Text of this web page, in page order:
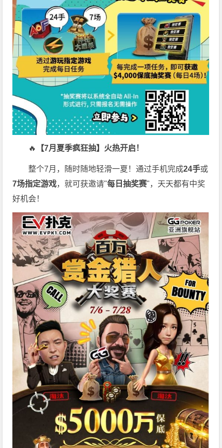
🔥 【7月夏季疯狂抽】火热开启！
整个7月，随时随地轻滑一夏！通过手机完成24手或
7场指定游戏，就可获邀请"每日抽奖赛"，天天都有中奖
好机会！